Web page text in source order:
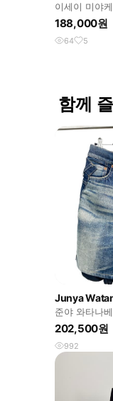
이세이 미야
188,000원
64 5
함께
Junya
준야 와타나
202,500원
992